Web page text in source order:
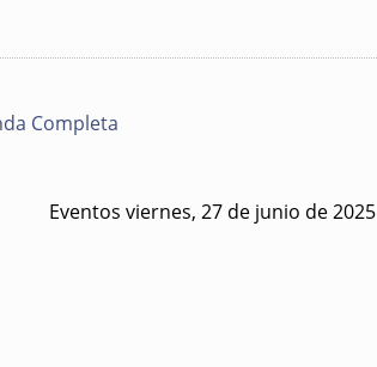
Completa
Eventos viernes, 27 de junio de 2025